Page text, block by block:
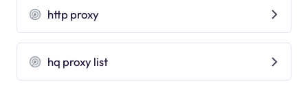
http proxy
hq proxy list